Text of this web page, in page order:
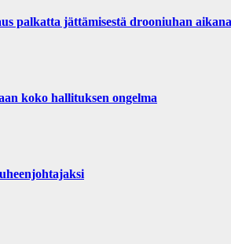
palkatta jättämisestä drooniuhan
koko hallituksen ongelma